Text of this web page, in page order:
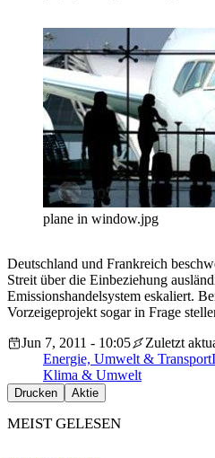
plane in window.jpg
Deutschland und Frankreich
Streit über die Einbeziehung
Emissionshandelsystem eskaliert.
Vorzeigeprojekt sogar in Frage
Jun 7, 2011 - 10:05
Zuletzt
Energie, Umwelt & Transport
Klima & Umwelt
Drucken Aktie
MEIST GELESEN